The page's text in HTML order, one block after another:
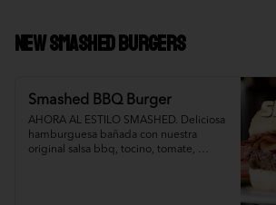
NEW Smashed Burgers
Smashed BBQ Burger
AHORA AL ESTILO SMASHED. Deliciosa
hamburguesa bañada con nuestra
original salsa bbq, tocino, tomate,